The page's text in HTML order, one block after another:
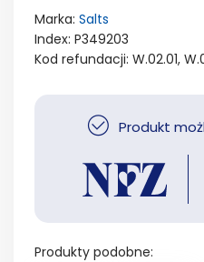
Marka: Salts
Index: P349203
Kod refundacji: W.02.01,
Produkt
Produkty podobne: